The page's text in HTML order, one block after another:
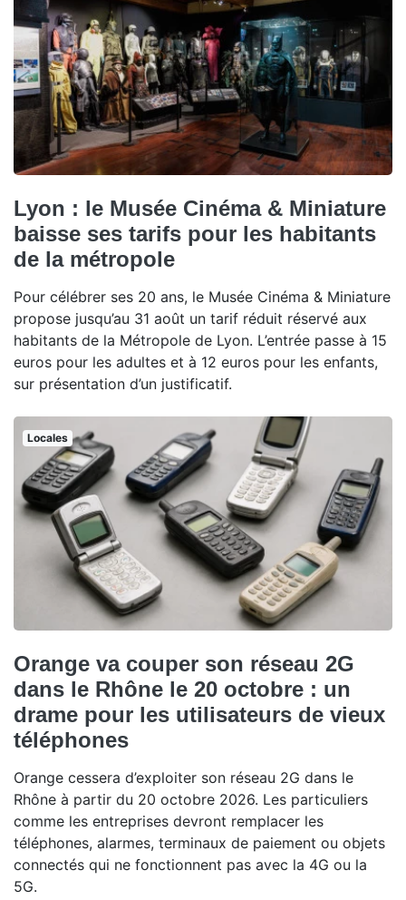
Lyon : le Musée Cinéma & Miniature
baisse ses tarifs pour les habitants
de la métropole
Pour célébrer ses 20 ans, le Musée Cinéma & Miniature
propose jusqu’au 31 août un tarif réduit réservé aux
habitants de la Métropole de Lyon. L’entrée passe à 15
euros pour les adultes et à 12 euros pour les enfants,
sur présentation d’un justificatif.
Locales
Orange va couper son réseau 2G
dans le Rhône le 20 octobre : un
drame pour les utilisateurs de vieux
téléphones
Orange cessera d’exploiter son réseau 2G dans le
Rhône à partir du 20 octobre 2026. Les particuliers
comme les entreprises devront remplacer les
téléphones, alarmes, terminaux de paiement ou objets
connectés qui ne fonctionnent pas avec la 4G ou la
5G.